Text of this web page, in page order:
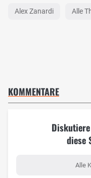
Alex Zanardi Alle
KOMMENTARE
diese
Alle